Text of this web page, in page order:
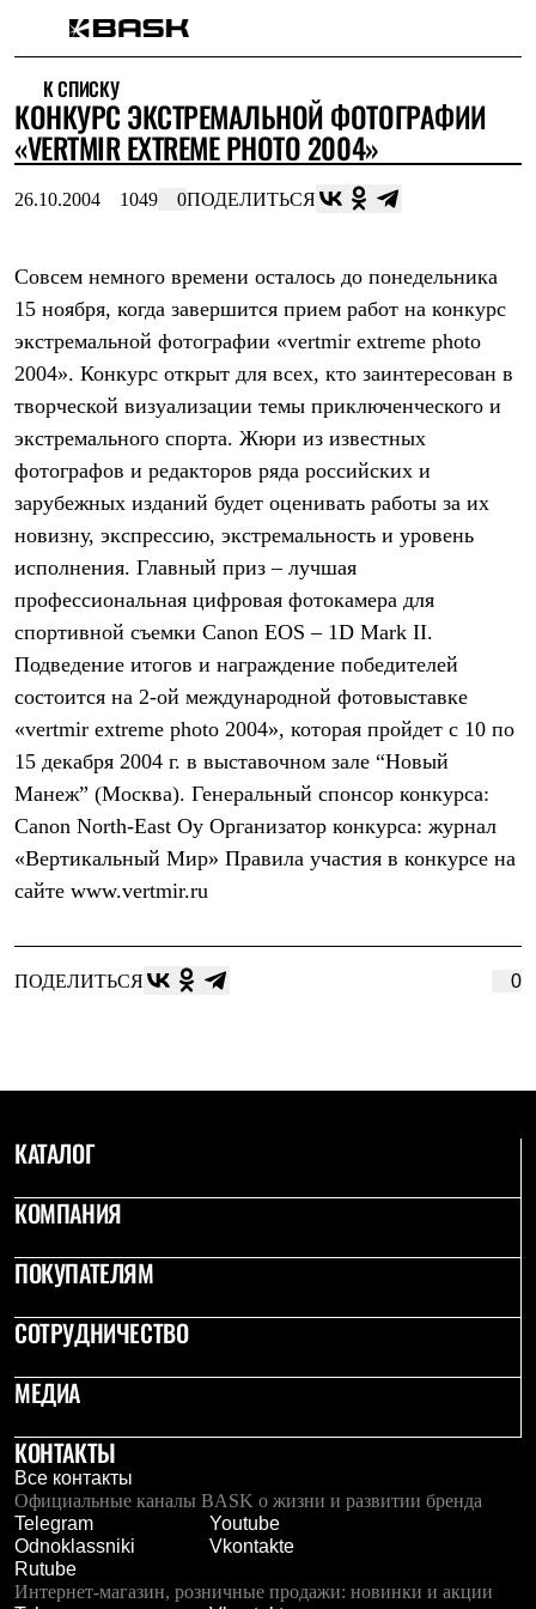
Интернет-магазин
Мужская одежда
Утепленная пухом
Куртки
Жилеты
Куртки
Штормовая одежда
Куртки
Брюки
Софтшелл одежда
Куртки
Брюки
Флисовая одежда
Куртки
Брюки
Термобелье
Теплое термобелье
Среднее термобелье
Легкое термобелье
Лёгкая одежда
Футболки
Рубашки
Толстовки
Брюки
Шорты
Женская одежда
Утепленная пухом
Куртки
Жилеты
Утепленная синтетикой
Куртки
Рубашки
Брюки
Теплое термобелье
Среднее термобелье
Флисовая одежда
Брюки
Детская одежда
Комбинезоны
Куртки
Брюки
Утепленная синтетикой
Комбинезоны
Куртки
Брюки
Лёгкая одежда
Футболки
Толстовки
К СПИСКУ
КОНКУРС ЭКСТРЕМАЛЬНОЙ ФОТОГРАФИИ
«VERTMIR EXTREME PHOTO 2004»
26.10.2004 1049 0ПОДЕЛИТЬСЯ
Совсем немного времени осталось до понедельника
15 ноября, когда завершится прием работ на конкурс
экстремальной фотографии «vertmir extreme photo
2004». Конкурс открыт для всех, кто заинтересован в
творческой визуализации темы приключенческого и
экстремального спорта. Жюри из известных
фотографов и редакторов ряда российских и
зарубежных изданий будет оценивать работы за их
новизну, экспрессию, экстремальность и уровень
исполнения. Главный приз – лучшая
профессиональная цифровая фотокамера для
спортивной съемки Canon EOS – 1D Mark II.
Подведение итогов и награждение победителей
состоится на 2-ой международной фотовыставке
«vertmir extreme photo 2004», которая пройдет с 10 по
15 декабря 2004 г. в выставочном зале “Новый
Манеж” (Москва). Генеральный спонсор конкурса:
Canon North-East Oy Организатор конкурса: журнал
«Вертикальный Мир» Правила участия в конкурсе на
сайте www.vertmir.ru
ПОДЕЛИТЬСЯ 0
КАТАЛОГ
КОМПАНИЯ
ПОКУПАТЕЛЯМ
СОТРУДНИЧЕСТВО
МЕДИА
КОНТАКТЫ
Все контакты
Официальные каналы BASK о жизни и развитии бренда
Telegram
Youtube
Odnoklassniki
Vkontakte
Rutube
Интернет-магазин, розничные продажи: новинки и акции